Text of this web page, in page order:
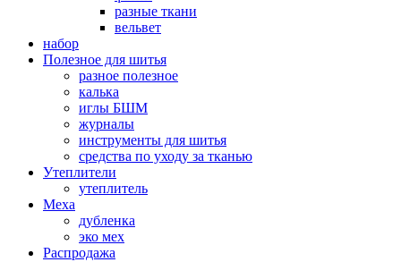
разные ткани
вельвет
набор
Полезное для шитья
разное полезное
калька
иглы БШМ
журналы
инструменты для шитья
средства по уходу за тканью
Утеплители
утеплитель
Меха
дубленка
эко мех
Распродажа